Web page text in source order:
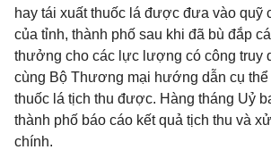
hay tái xuất thuốc lá được đưa vào quỹ
của tỉnh, thành phố sau khi đã bù đắp
thưởng cho các lực lượng có công truy
cùng Bộ Thương mại hướng dẫn cụ
thuốc lá tịch thu được. Hàng tháng Uỷ
thành phố báo cáo kết quả tịch thu và
chính.